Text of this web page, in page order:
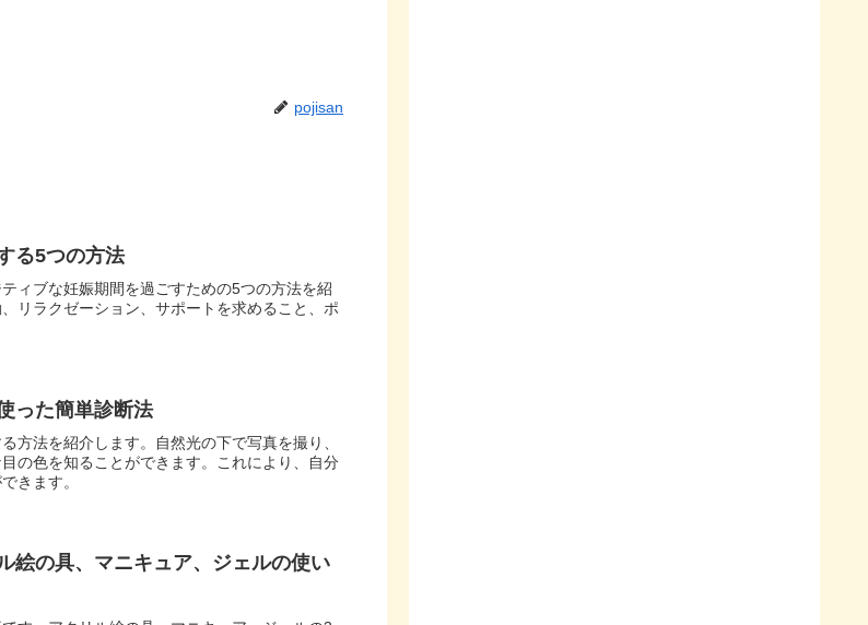
pojisan
る5つの方法
ィブな妊娠期間を過ごすための5つの方法を紹
リラクゼーション、サポートを求めること、ポ
った簡単診断法
方法を紹介します。自然光の下で写真を撮り、
の色を知ることができます。これにより、自分
きます。
絵の具、マニキュア、ジェルの使い